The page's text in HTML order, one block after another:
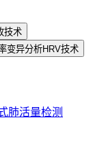
技术
变异分析HRV技术